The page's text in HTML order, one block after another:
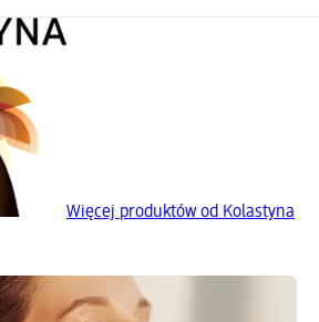
Więcej produktów od Kolastyna